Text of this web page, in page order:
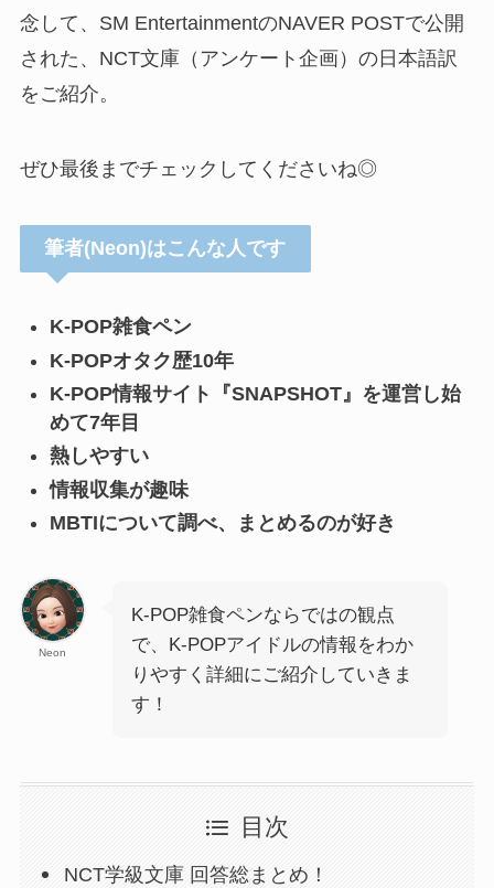
念して、SM EntertainmentのNAVER POSTで公開
された、NCT文庫（アンケート企画）の日本語訳
をご紹介。
ぜひ最後までチェックしてくださいね◎
筆者(Neon)はこんな人です
K-POP雑食ペン
K-POPオタク歴10年
K-POP情報サイト『SNAPSHOT』を運営し始
めて7年目
熱しやすい
情報収集が趣味
MBTIについて調べ、まとめるのが好き
Neon
K-POP雑食ペンならではの観点
で、K-POPアイドルの情報をわか
りやすく詳細にご紹介していきま
す！
目次
NCT学級文庫 回答総まとめ！